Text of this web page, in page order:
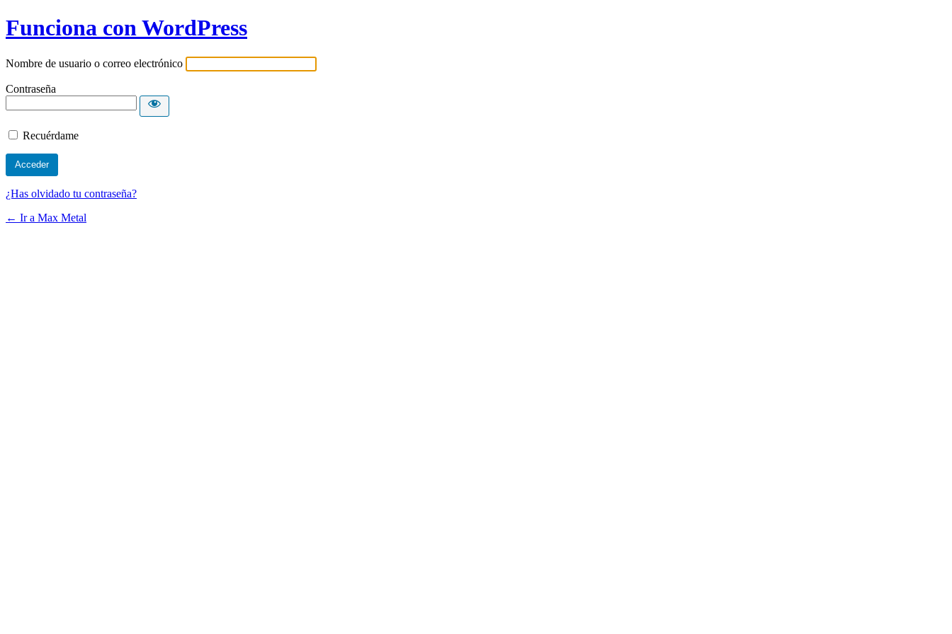
Funciona con WordPress
Nombre de usuario o correo electrónico
Contraseña
Recuérdame
¿Has olvidado tu contraseña?
← Ir a Max Metal